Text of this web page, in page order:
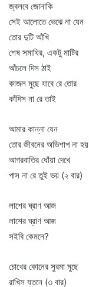
জ্বলবে জোনাকি
সেই আলোতে ভেঝে না যেন
তোর দুটি আঁখি
শেষ সমাধির, একটু মাটির
আঁচলে দিস ঠাই
কাজল মুছে যাবে রে তোর
কাঁদিস না রে তাই
আমার কান্না যেন
তোর জীবনের অভিশাপ না হয়
আগরবাতির ধোঁয়া দেখে
পাস না রে তুই ভয় (২ বার)
লাশের ঘ্রাণ আজ
লাশের ঘ্রাণ আজ
সইবি কেমনে?
চোখের কোনের সুরমা মুছে
রাখিস যতনে (৩ বার)